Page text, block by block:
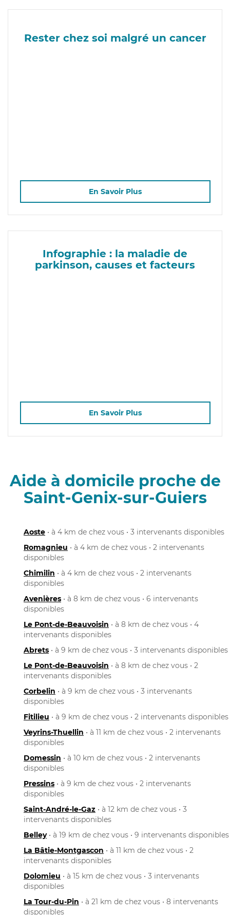
Rester chez soi malgré un cancer
En Savoir Plus
Infographie : la maladie de
parkinson, causes et facteurs
En Savoir Plus
Aide à domicile proche de
Saint-Genix-sur-Guiers
Aoste • à 4 km de chez vous • 3 intervenants disponibles
Romagnieu • à 4 km de chez vous • 2 intervenants
disponibles
Chimilin • à 4 km de chez vous • 2 intervenants
disponibles
Avenières • à 8 km de chez vous • 6 intervenants
disponibles
Le Pont-de-Beauvoisin • à 8 km de chez vous • 4
intervenants disponibles
Abrets • à 9 km de chez vous • 3 intervenants disponibles
Le Pont-de-Beauvoisin • à 8 km de chez vous • 2
intervenants disponibles
Corbelin • à 9 km de chez vous • 3 intervenants
disponibles
Fitilieu • à 9 km de chez vous • 2 intervenants disponibles
Veyrins-Thuellin • à 11 km de chez vous • 2 intervenants
disponibles
Domessin • à 10 km de chez vous • 2 intervenants
disponibles
Pressins • à 9 km de chez vous • 2 intervenants
disponibles
Saint-André-le-Gaz • à 12 km de chez vous • 3
intervenants disponibles
Belley• à 19 km de chez vous • 9 intervenants disponibles
La Bâtie-Montgascon • à 11 km de chez vous • 2
intervenants disponibles
Dolomieu • à 15 km de chez vous • 3 intervenants
disponibles
La Tour-du-Pin • à 21 km de chez vous • 8 intervenants
disponibles